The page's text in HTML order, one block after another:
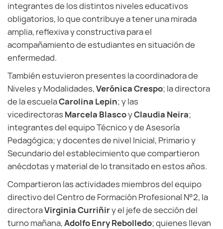
integrantes de los distintos niveles educativos
obligatorios, lo que contribuye a tener una mirada
amplia, reflexiva y constructiva para el
acompañamiento de estudiantes en situación de
enfermedad.
También estuvieron presentes la coordinadora de
Niveles y Modalidades,Verónica Crespo; la directora
de la escuelaCarolina Lepin; y las
vicedirectoras Marcela BlascoyClaudia Neira;
integrantes del equipo Técnico y de Asesoría
Pedagógica; y docentes de nivel Inicial, Primario y
Secundario del establecimiento que compartieron
anécdotas y material de lo transitado en estos años.
Compartieron las actividades miembros del equipo
directivo del Centro de Formación Profesional N°2, la
directoraVirginia Curriñiry el jefe de sección del
turno mañana,Adolfo Enry Rebolledo; quienes llevan